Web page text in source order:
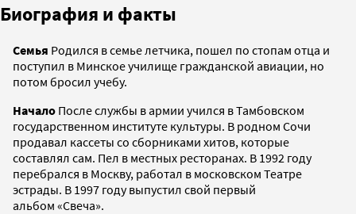
Биография и факты
Семья Родился в семье летчика, пошел по стопам отца и
поступил в Минское училище гражданской авиации, но
потом бросил учебу.
Начало После службы в армии учился в Тамбовском
государственном институте культуры. В родном Сочи
продавал кассеты со сборниками хитов, которые
составлял сам. Пел в местных ресторанах. В 1992 году
перебрался в Москву, работал в московском Театре
эстрады. В 1997 году выпустил свой первый
альбом «Свеча».